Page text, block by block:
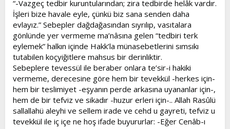
“-Vazgeç tedbir kuruntularından; zira tedbirde helâk vardır.
İşleri bize havale eyle, çünkü biz sana senden daha
evlayız.” Sebepler dağdağasından sıyrılıp, vasıtalara
gönlünde yer vermeme ma’nâsına gelen “tedbiri terk
eylemek” halkın içinde Hakk’la münasebetlerini sımsıkı
tutabilen koçyiğitlere mahsus bir derinliktir.
Sebeplere tevessül ile beraber onlara te’sir-i hakiki
vermeme, derecesine göre hem bir tevekkül -herkes için-
hem bir teslimiyet -eşyanın perde arkasına uyananlar için-,
hem de bir tefviz ve sikadır -huzur erleri için-.. Allah Rasûlü
sallallahü aleyhi ve sellem irade ve cehd u gayreti, tefviz u
tevekkül ile iç içe ne hoş ifade buyururlar: -Eğer Cenâb-ı